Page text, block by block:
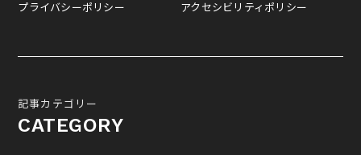
プライバシーポリシー アクセシビリティポリシー
記事カテゴリー
CATEGORY